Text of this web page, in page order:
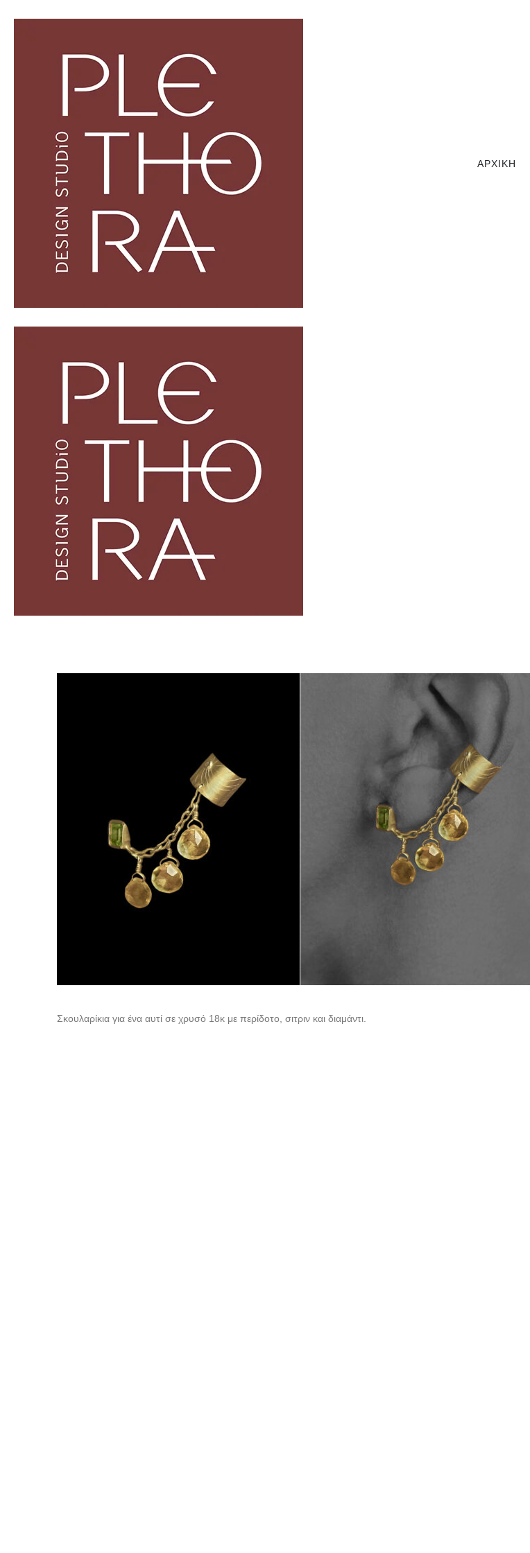
ΑΡΧΙΚΗ
Σκουλαρίκια για ένα αυτί σε χρυσό 18κ με περίδοτο, σιτριν και διαμάντι.